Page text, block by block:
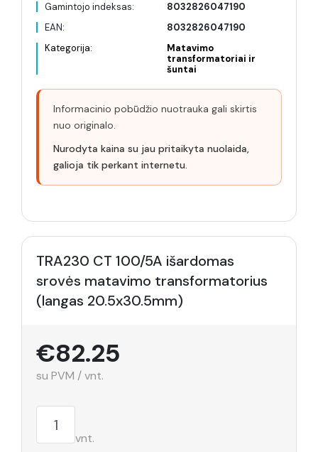
Gamintojo indeksas:
8032826047190
EAN:
8032826047190
Kategorija:
Matavimo
transformatoriai ir
šuntai
Informacinio pobūdžio nuotrauka gali skirtis
nuo originalo.
Nurodyta kaina su jau pritaikyta nuolaida,
galioja tik perkant internetu.
TRA230 CT 100/5A išardomas
srovės matavimo transformatorius
(langas 20.5x30.5mm)
€82.25
su PVM / vnt.
vnt.